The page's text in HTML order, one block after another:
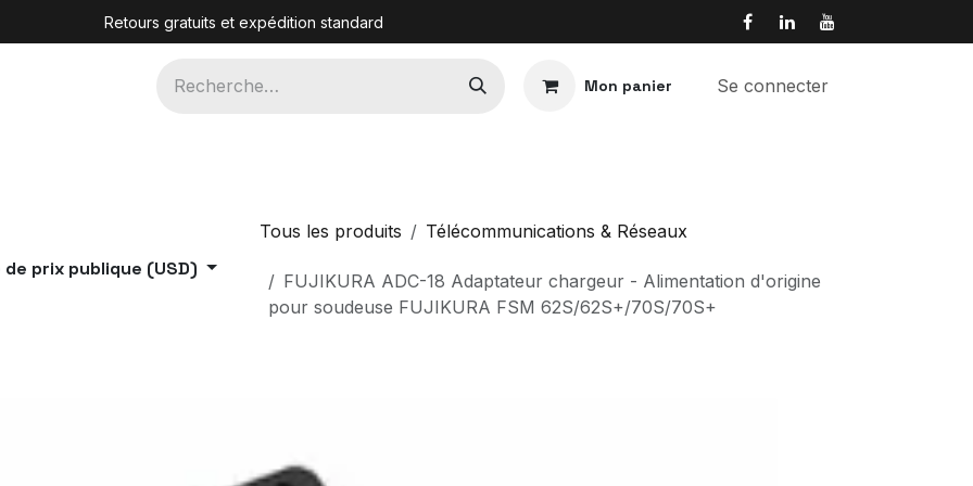
Retours gratuits et expédition standard
Mon panier Se connecter
prix publique (USD)
Tous les produits Télécommunications & Réseaux
FUJIKURA ADC-18 Adaptateur chargeur - Alimentation d'origine
pour soudeuse FUJIKURA FSM 62S/62S+/70S/70S+